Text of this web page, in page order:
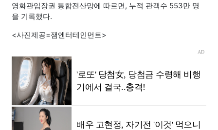
영화관입장권 통합전산망에 따르면, 누적 관객수 553만 명
을 기록했다.
<사진제공=잼엔터테인먼트>